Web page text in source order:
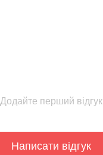
Додайте перший відгук
Написати відгук